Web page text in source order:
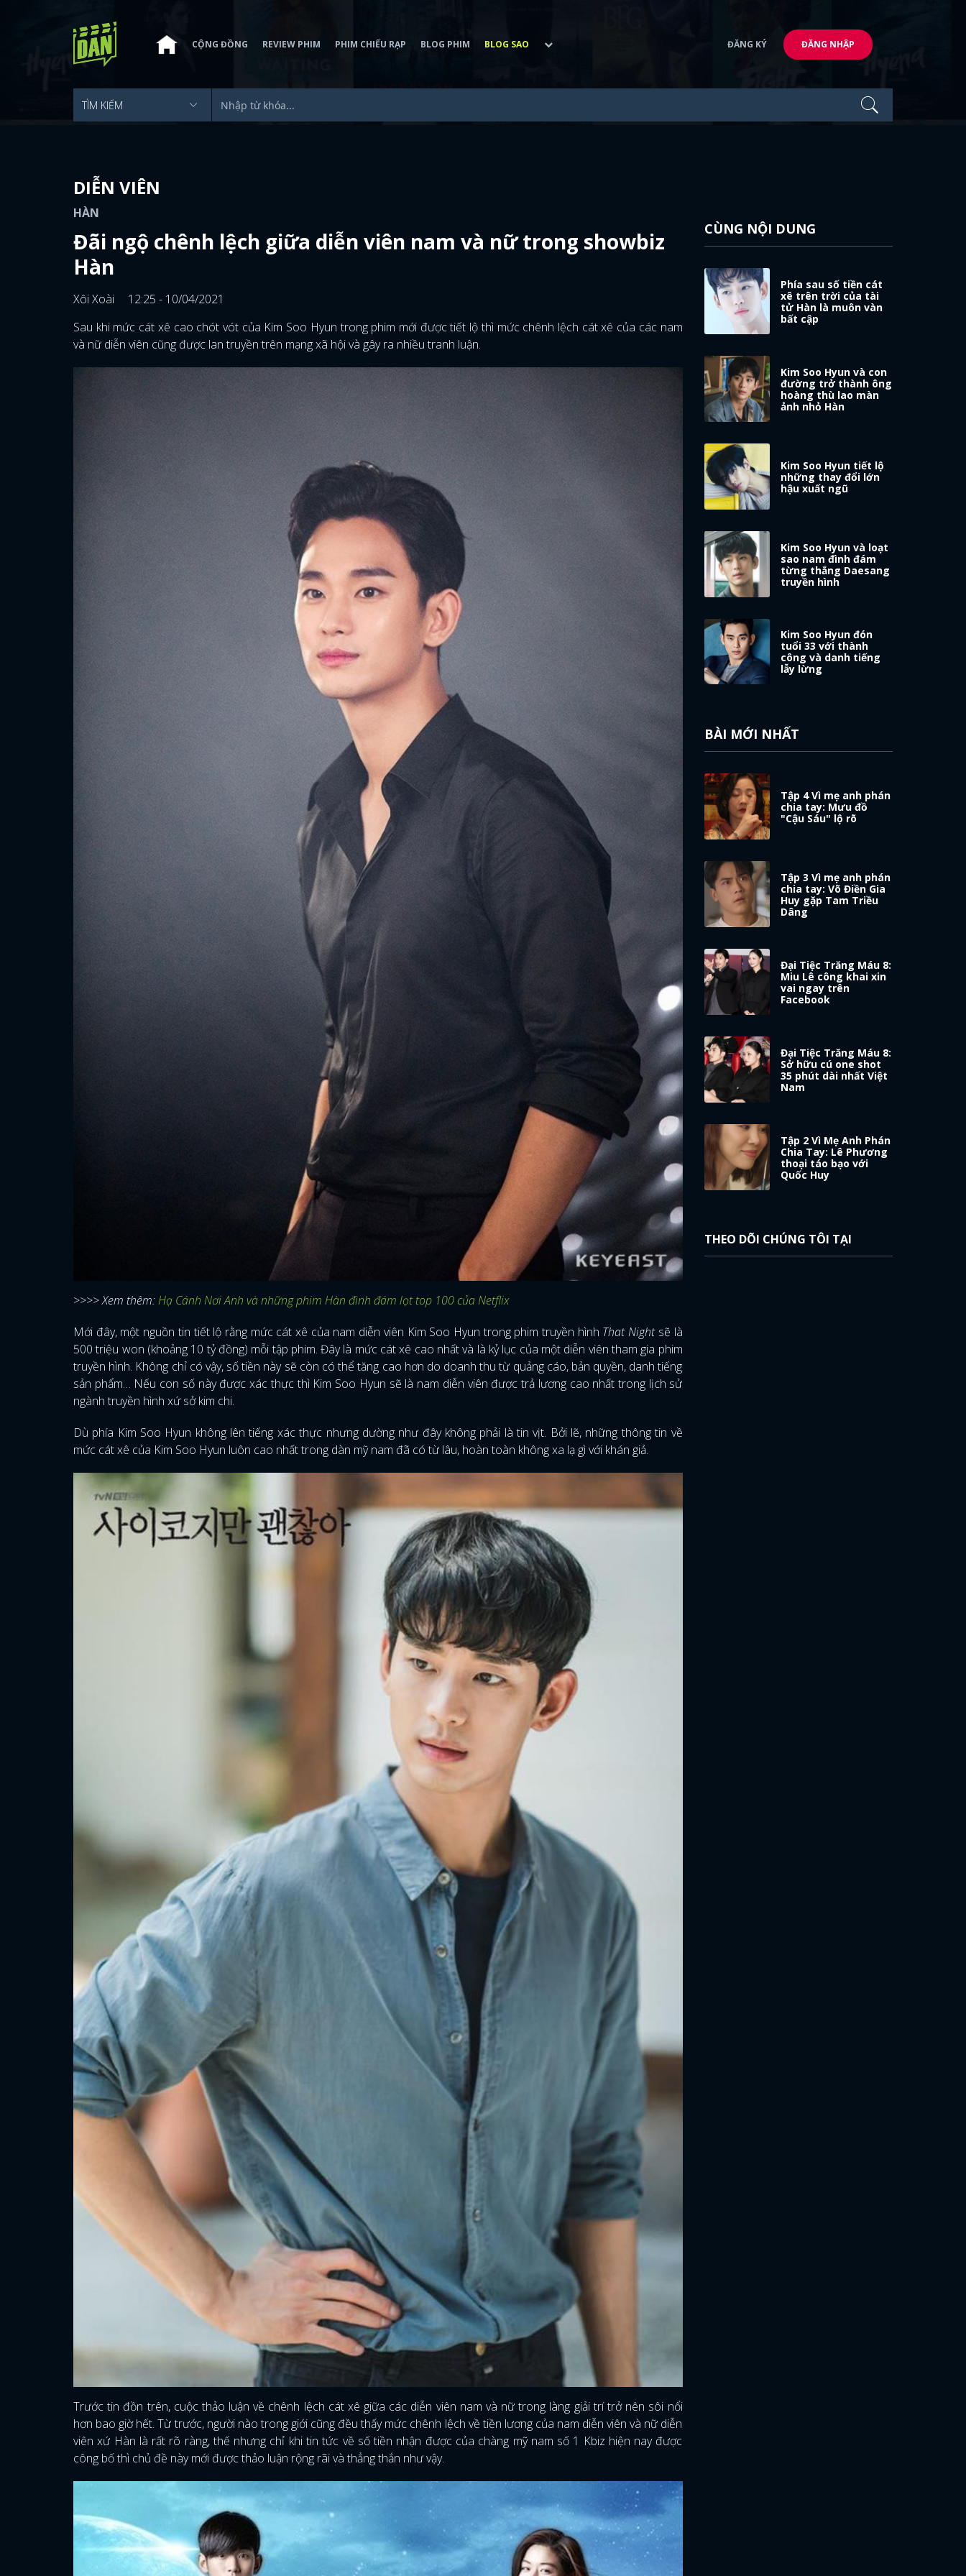
ĐĂNG NHẬP
FACEBOOK GOOGLE
CỘNG ĐỒNG REVIEW PHIM PHIM CHIẾU RẠP BLOG PHIM BLOG SAO ĐĂNG KÝ ĐĂNG NHẬP
DIỄN VIÊN
HÀN
Đãi ngộ chênh lệch giữa diễn viên nam và nữ trong showbiz
Hàn
Xôi Xoài
12:25 - 10/04/2021
Sau khi mức cát xê cao chót vót của Kim Soo Hyun trong phim mới được tiết lộ thì mức chênh lệch cát xê của các nam
và nữ diễn viên cũng được lan truyền trên mạng xã hội và gây ra nhiều tranh luận.
>>>> Xem thêm:Hạ Cánh Nơi Anh và những phim Hàn đình đám lọt top 100 của Netflix
Mới đây, một nguồn tin tiết lộ rằng mức cát xê của nam diễn viên Kim Soo Hyun trong phim truyền hình That Nightsẽ là
500 triệu won (khoảng 10 tỷ đồng) mỗi tập phim. Đây là mức cát xê cao nhất và là kỷ lục của một diễn viên tham gia phim
truyền hình. Không chỉ có vậy, số tiền này sẽ còn có thể tăng cao hơn do doanh thu từ quảng cáo, bản quyền, danh tiếng
sản phẩm… Nếu con số này được xác thực thì Kim Soo Hyun sẽ là nam diễn viên được trả lương cao nhất trong lịch sử
ngành truyền hình xứ sở kim chi.
Dù phía Kim Soo Hyun không lên tiếng xác thực nhưng dường như đây không phải là tin vịt. Bởi lẽ, những thông tin về
mức cát xê của Kim Soo Hyun luôn cao nhất trong dàn mỹ nam đã có từ lâu, hoàn toàn không xa lạ gì với khán giả.
Trước tin đồn trên, cuộc thảo luận về chênh lệch cát xê giữa các diễn viên nam và nữ trong làng giải trí trở nên sôi nổi
hơn bao giờ hết. Từ trước, người nào trong giới cũng đều thấy mức chênh lệch về tiền lương của nam diễn viên và nữ diễn
viên xứ Hàn là rất rõ ràng, thế nhưng chỉ khi tin tức về số tiền nhận được của chàng mỹ nam số 1 Kbiz hiện nay được
công bố thì chủ đề này mới được thảo luận rộng rãi và thẳng thắn như vậy.
CÙNG NỘI DUNG
Phía sau số tiền cát
xê trên trời của tài
tử Hàn là muôn vàn
bất cập
Kim Soo Hyun và con
đường trở thành ông
hoàng thù lao màn
ảnh nhỏ Hàn
Kim Soo Hyun tiết lộ
những thay đổi lớn
hậu xuất ngũ
Kim Soo Hyun và loạt
sao nam đình đám
từng thắng Daesang
truyền hình
Kim Soo Hyun đón
tuổi 33 với thành
công và danh tiếng
lẫy lừng
BÀI MỚI NHẤT
Tập 4 Vì mẹ anh phán
chia tay: Mưu đồ
"Cậu Sáu" lộ rõ
Tập 3 Vì mẹ anh phán
chia tay: Võ Điền Gia
Huy gặp Tam Triều
Dâng
Đại Tiệc Trăng Máu 8:
Miu Lê công khai xin
vai ngay trên
Facebook
Đại Tiệc Trăng Máu 8:
Sở hữu cú one shot
35 phút dài nhất Việt
Nam
Tập 2 Vì Mẹ Anh Phán
Chia Tay: Lê Phương
thoại táo bạo với
Quốc Huy
THEO DÕI CHÚNG TÔI TẠI